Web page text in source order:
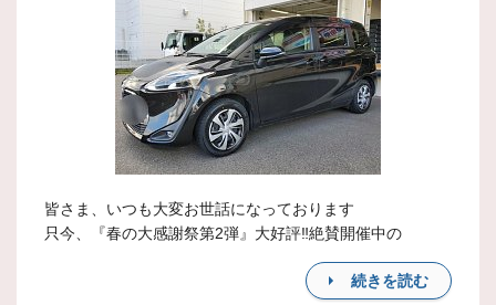
皆さま、いつも大変お世話になっております
只今、『春の大感謝祭第2弾』大好評‼絶賛開催中の
続きを読む